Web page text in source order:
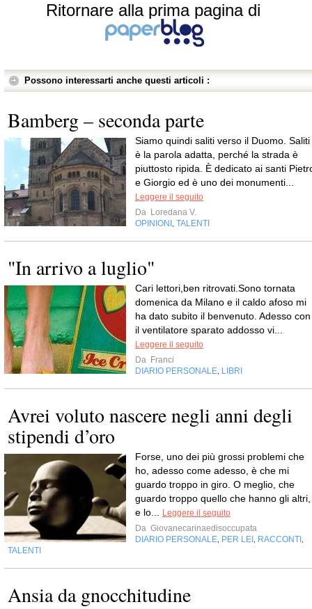
Ritornare alla prima pagina di
Possono interessarti anche questi articoli :
Bamberg – seconda parte
Siamo quindi saliti verso il Duomo. Saliti
è la parola adatta, perché la strada è
piuttosto ripida. È dedicato ai santi
e Giorgio ed è uno dei monumenti...
Leggere il seguito
Da Loredana V.
OPINIONI
TALENTI
"In arrivo a luglio"
Cari lettori,ben ritrovati.Sono tornata
domenica da Milano e il caldo afoso mi
ha dato subito il benvenuto. Adesso con
il ventilatore sparato addosso vi...
Leggere il seguito
Da Franci
DIARIO PERSONALE LIBRI
Avrei voluto nascere negli anni degli
stipendi d’oro
Forse, uno dei più grossi problemi che
ho, adesso come adesso, è che mi
guardo troppo in giro. O meglio, che
guardo troppo quello che hanno gli altri,
e lo...
Leggere il seguito
Da Giovanecarinaedisoccupata
DIARIO PERSONALE PER LEI RACCONTI
TALENTI
Ansia da gnocchitudine